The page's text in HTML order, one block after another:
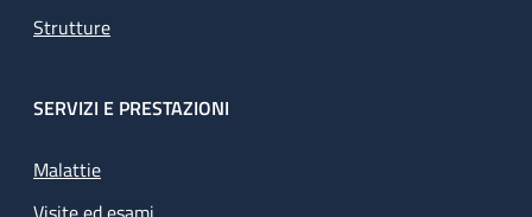
Strutture
SERVIZI E PRESTAZIONI
Malattie